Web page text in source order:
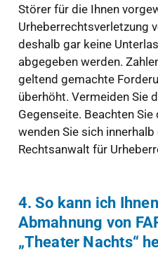
Störer für die Ihnen
Urheberrechtsverletzung
deshalb gar keine
abgegeben werden.
geltend gemachte
überhöht. Vermeiden Sie
Gegenseite. Beachten
wenden Sie sich innerhalb
Rechtsanwalt für
4. So kann ich
Abmahnung von
„Theater Nachts“